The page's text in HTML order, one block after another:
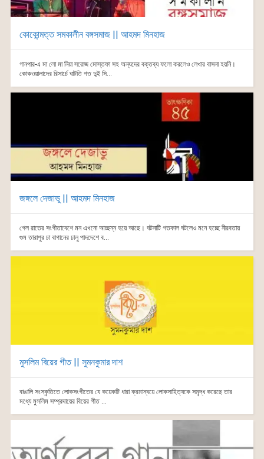
কোকোন্মত্ত সমকালীন বঙ্গসমাজ || আহমদ মিনহাজ
গানপার-এ মা লো মা নিয়া সরোজ মোস্তফা সহ অন্যদের বক্তব্য ফলো করলেও লেখার বাসনা হয়নি।
কোকওয়ালাদের রিসার্চে ঘাটতি গত দু্ই সি...
জঙ্গলে দেজাভু || আহমদ মিনহাজ
গেল রাতের সংগীতাবেশে মন এখনো আচ্ছন্ন হয়ে আছে। ঘটনাটি গতকাল ঘটলেও মনে হচ্ছে নীরবতায়
গুম তারাপুর চা বাগানের ঢালু পাদদেশে ব...
মুসলিম বিয়ের গীত || সুমনকুমার দাশ
বাঙালি সংস্কৃতিতে লোকসংগীতের যে কয়েকটি ধারা ক্রমান্বয়ে লোকসাহিত্যকে সমৃদ্ধ করেছে তার
মধ্যে মুসলিম সম্প্রদায়ের বিয়ের গীত ...